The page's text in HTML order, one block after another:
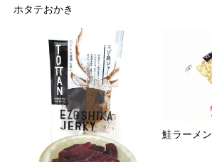
ホタテおかき
鮭ラーメン